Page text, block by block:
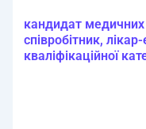
кандидат
співробітник,
кваліфікаційної